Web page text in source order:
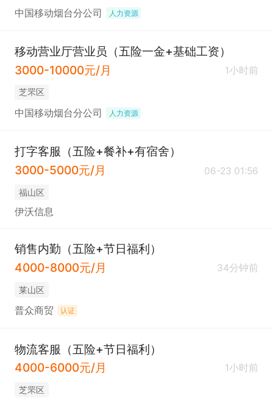
中国移动烟台分公司 人力资源
移动营业厅营业员（五险一金+基础工资）
3000-10000元/月
1小时前
芝罘区
中国移动烟台分公司 人力资源
打字客服（五险+餐补+有宿舍）
3000-5000元/月
06-23 01:56
福山区
伊沃信息
销售内勤（五险+节日福利）
4000-8000元/月
34分钟前
莱山区
普众商贸 认证
物流客服（五险+节日福利）
4000-6000元/月
1小时前
芝罘区